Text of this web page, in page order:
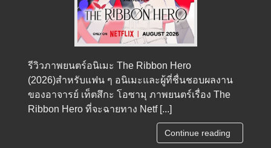
รีวิวภาพยนตร์อนิเมะ The Ribbon Hero
(2026)สำหรับแฟน ๆ อนิเมะและผู้ที่ชื่นชอบผลงาน
ของอาจารย์ เท็ตสึกะ โอซามุ ภาพยนตร์เรื่อง The
Ribbon Hero ที่จะฉายทาง Netf [...]
Continue reading